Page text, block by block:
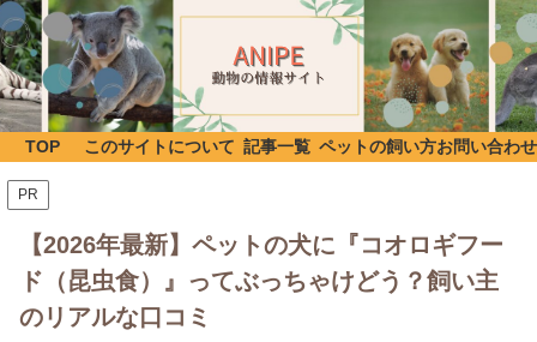
TOP このサイトについて 記事一覧 ペットの飼い方お問い合わせ
PR
【2026年最新】ペットの犬に『コオロギフー
ド（昆虫食）』ってぶっちゃけどう？飼い主
のリアルな口コミ